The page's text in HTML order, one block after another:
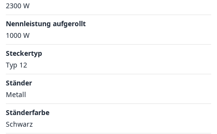
2300 W
Nennleistung aufgerollt
1000 W
Steckertyp
Typ 12
Ständer
Metall
Ständerfarbe
Schwarz